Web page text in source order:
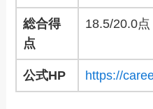
総合得
点
18.5/20.0点
公式HP https://